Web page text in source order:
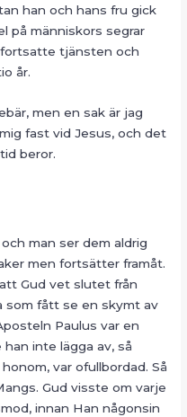
han och hans fru gick
på människors segrar
fortsatte tjänsten och
år.
men en sak är jag
fast vid Jesus, och det
beror.
man ser dem aldrig
men fortsätter framåt.
Gud vet slutet från
som fått se en skymt av
Paulus var en
inte lägga av, så
var ofullbordad. Så
Gud visste om varje
innan Han någonsin